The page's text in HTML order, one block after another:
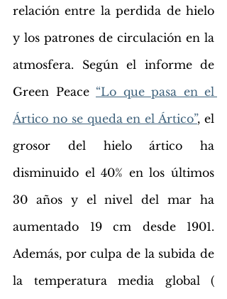
relación entre la perdida de hielo
y los patrones de circulación en la
atmosfera. Según el informe de
Green Peace “Lo que pasa en el
Ártico no se queda en el Ártico”, el
grosor del hielo ártico ha
disminuido el 40% en los últimos
30 años y el nivel del mar ha
aumentado 19 cm desde 1901.
Además, por culpa de la subida de
la temperatura media global (